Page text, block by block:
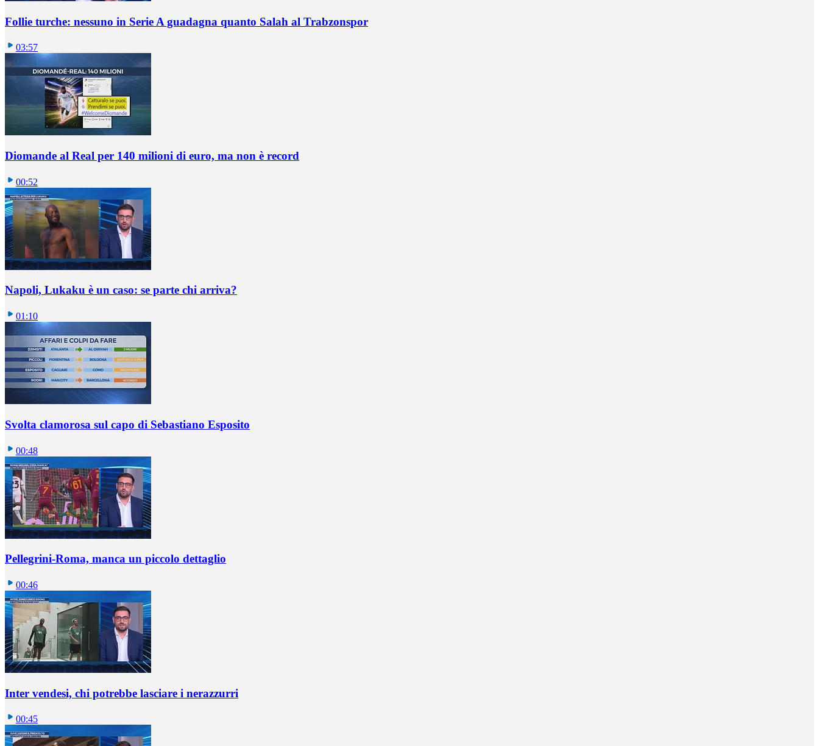
Follie turche: nessuno in Serie A guadagna quanto Salah al Trabzonspor
03:57
Diomande al Real per 140 milioni di euro, ma non è record
00:52
Napoli, Lukaku è un caso: se parte chi arriva?
01:10
Svolta clamorosa sul capo di Sebastiano Esposito
00:48
Pellegrini-Roma, manca un piccolo dettaglio
00:46
Inter vendesi, chi potrebbe lasciare i nerazzurri
00:45